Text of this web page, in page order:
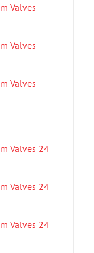
Valves –
Valves –
Valves –
Valves 24
Valves 24
Valves 24